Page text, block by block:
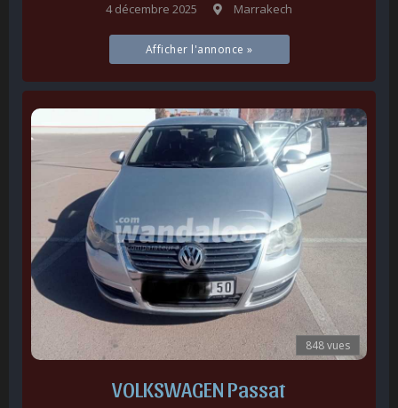
4 décembre 2025 Marrakech
Afficher l'annonce »
848 vues
VOLKSWAGEN Passat